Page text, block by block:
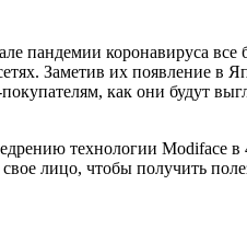
пандемии коронавируса все
Заметив их появление в
как они будут
технологии Modiface в
лицо, чтобы получить